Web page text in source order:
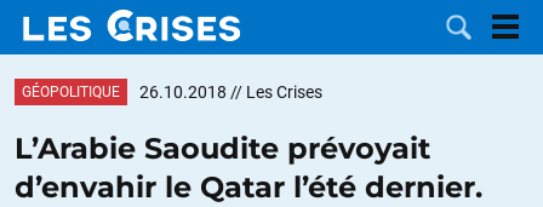
GÉOPOLITIQUE 26.10.2018 // Les Crises
L’Arabie Saoudite prévoyait
d’envahir le Qatar l’été dernier.